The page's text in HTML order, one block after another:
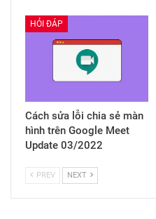
HỎI ĐÁP
Cách sửa lỗi chia sẻ màn
hình trên Google Meet
Update 03/2022
PREV NEXT